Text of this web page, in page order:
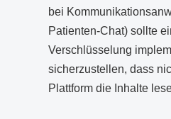
bei
Patienten-Chat) sollte
Verschlüsselung
sicherzustellen, dass
Plattform die Inhalte